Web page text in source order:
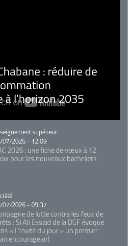
: réduire de
l’horizon 2035
supérieur
07/2026 - 12:09
2026 : une fiche de vœux à 12
pour les nouveaux bacheliers
07/2026 - 09:37
de lutte contre les feux de
: Si Ali Essaid de la DGF évoque
« L'Invité du jour » un premier
encourageant